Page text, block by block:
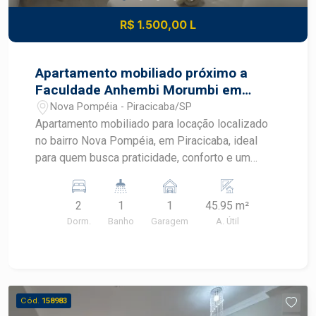
R$ 1.500,00 L
Apartamento mobiliado próximo a
Faculdade Anhembi Morumbi em
Piracicaba
Nova Pompéia - Piracicaba/SP
Apartamento mobiliado para locação localizado
no bairro Nova Pompéia, em Piracicaba, ideal
para quem busca praticidade, conforto e um
planejados, mobiliário completo e excelente
aproveitamento dos espaços, este apartamento
oferece uma rotina mais funcional em uma região
americana integrada aos ambientes - Geladeira,
cooktop e micro-ondas - Máquina de lavar -
2
Dorm.
1
Banho
1
Garagem
45.95 m²
A. Útil
Cód. 158983